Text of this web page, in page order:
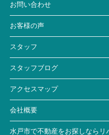
お問い合わせ
お客様の声
スタッフ
スタッフブログ
アクセスマップ
会社概要
水戸市で不動産をお探しなら